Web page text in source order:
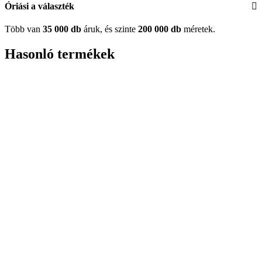
Óriási a választék
Több van 35 000 db áruk, és szinte 200 000 db méretek.
Hasonló termékek